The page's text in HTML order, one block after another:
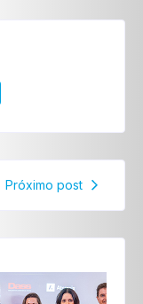
Próximo post